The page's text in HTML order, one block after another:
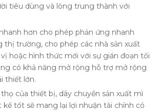
tiêu dùng và lòng trung thành với
hơn cho phép phản ứng nhanh
thị trường, cho phép các nhà sản xuất
hoặc hình thức mới với sự gián đoạn tối
có khả năng mở rộng hỗ trợ mở rộng
thiết lớn.
của thiết bị, dây chuyền sản xuất mì
kế tốt sẽ mang lại lợi nhuận tài chính có